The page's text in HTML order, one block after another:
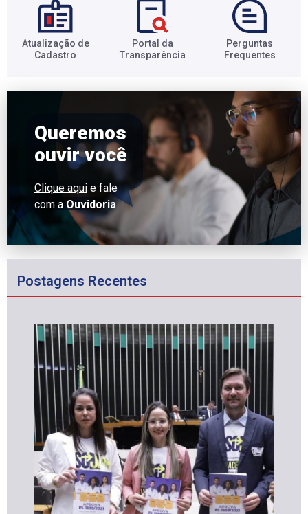
Atualização de
Cadastro​
Portal da
Transparência​
Perguntas
Frequentes​
Queremos
ouvir você
Clique aqui e fale
com a Ouvidoria
Postagens Recentes